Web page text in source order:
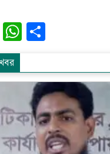
EmailWhatsApp